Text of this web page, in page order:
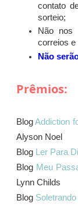
contato
sorteio;
Não nos
correios e
Não
Prêmios:
BlogAddiction
Alyson Noel
Blog Ler Para
Blog Meu
Lynn Childs
Blog